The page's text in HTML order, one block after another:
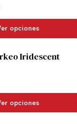
opciones
Iridescent
opciones